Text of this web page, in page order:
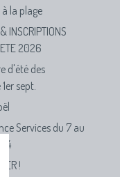
la plage
INSCRIPTIONS
2026
d'été des
sept.
Services du 7 au
!